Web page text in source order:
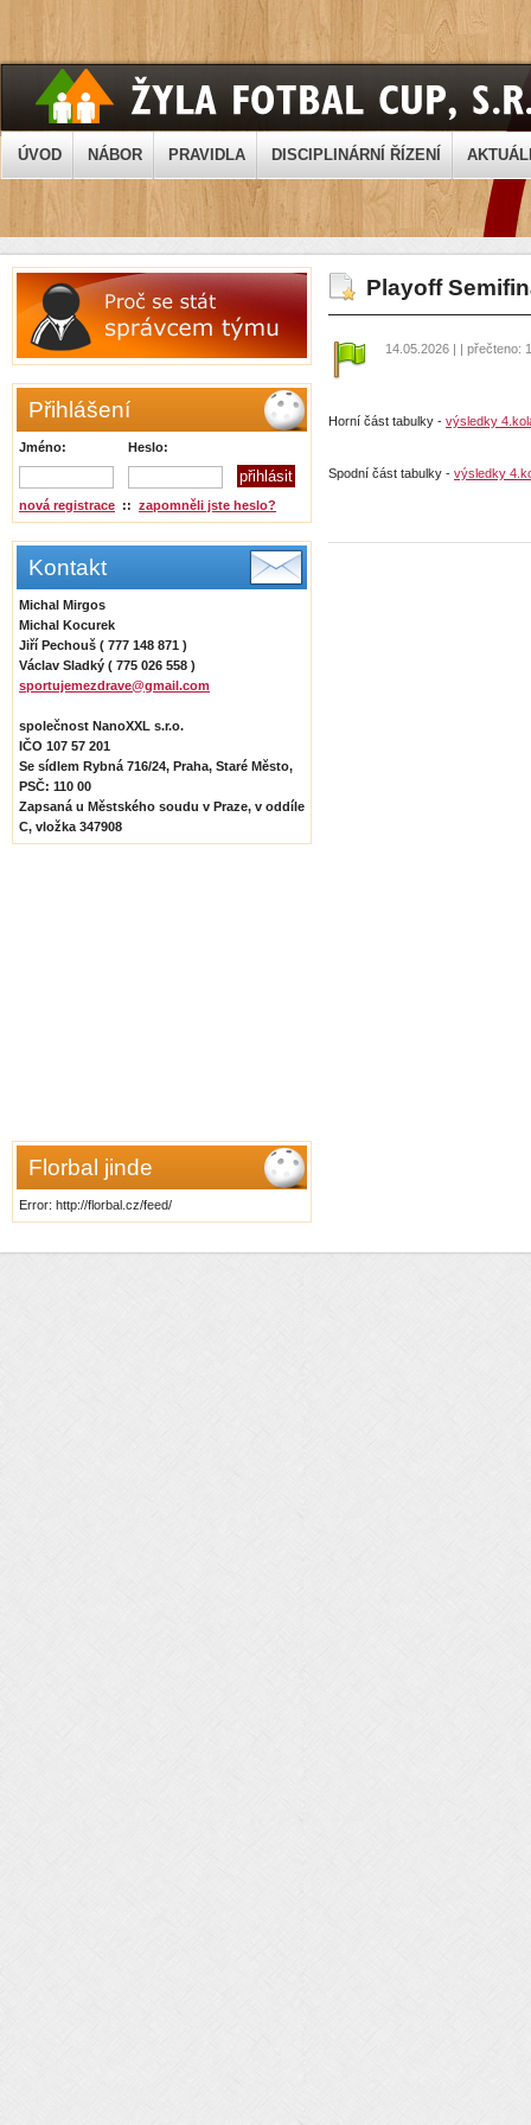
ÚVOD NÁBOR PRAVIDLA DISCIPLINÁRNÍ ŘÍZENÍ
Přihlášení
Jméno: Heslo:
nová registrace :: zapomněli jste heslo?
Kontakt
Michal Mirgos
Michal Kocurek
Jiří Pechouš ( 777 148 871 )
Václav Sladký ( 775 026 558 )
sportujemezdrave@gmail.com
společnost NanoXXL s.r.o.
IČO 107 57 201
Se sídlem Rybná 716/24, Praha, Staré Město,
PSČ: 110 00
Zapsaná u Městského soudu v Praze, v oddíle
C, vložka 347908
Florbal jinde
Error: http://florbal.cz/feed/
Playoff
14.05.2026 | | přečteno:
Horní část tabulky - výsledky
Spodní část tabulky - výsledky